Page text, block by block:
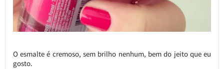
O esmalte é cremoso, sem brilho nenhum, bem do jeito que eu
gosto.